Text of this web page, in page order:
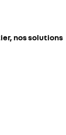
nos solutions